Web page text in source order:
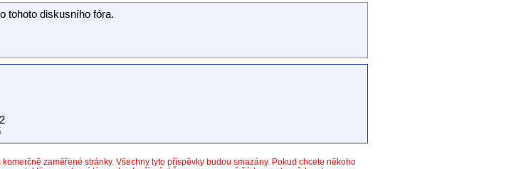
tohoto diskusního fóra.
zaměřené stránky. Všechny tyto příspěvky budou smazány. Pokud chcete někoho